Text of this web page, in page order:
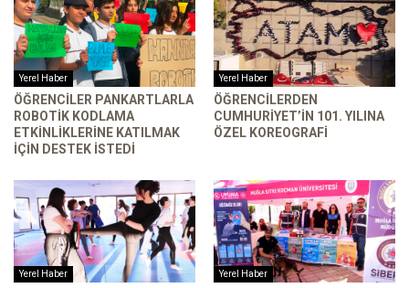
Yerel Haber
ÖĞRENCILER PANKARTLARLA
ROBOTIK KODLAMA
ETKINLIKLERINE KATILMAK
IÇIN DESTEK ISTEDI
Yerel Haber
ÖĞRENCILERDEN
CUMHURIYET’IN 101. YILINA
ÖZEL KOREOGRAFI
Yerel Haber Yerel Haber